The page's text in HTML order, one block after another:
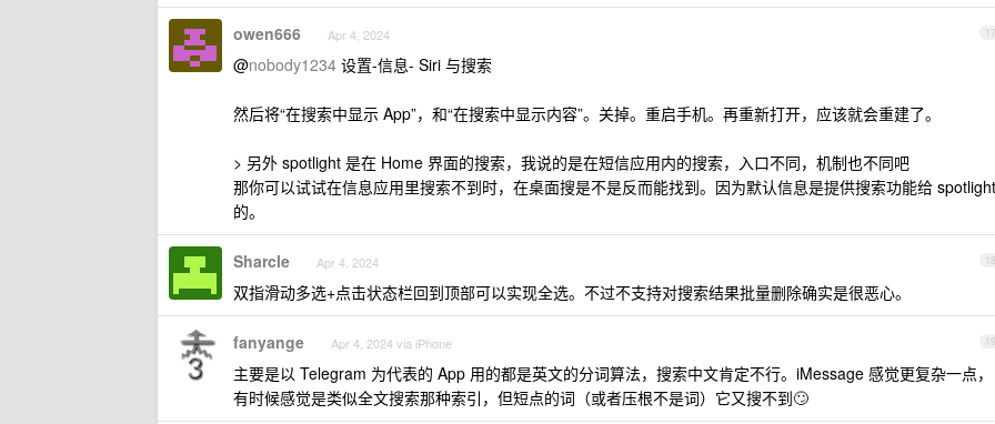
17
owen666 Apr 4, 2024
@nobody1234 设置-信息- Siri 与搜索
然后将“在搜索中显示 App”，和“在搜索中显示内容”。关掉。重启手机。再重新打开，应该就会重建了。
> 另外 spotlight 是在 Home 界面的搜索，我说的是在短信应用内的搜索，入口不同，机制也不同吧
那你可以试试在信息应用里搜索不到时，在桌面搜是不是反而能找到。因为默认信息是提供搜索功能给 spotlight
的。
18
Sharcle Apr 4, 2024
双指滑动多选+点击状态栏回到顶部可以实现全选。不过不支持对搜索结果批量删除确实是很恶心。
19
fanyange Apr 4, 2024 via iPhone
主要是以 Telegram 为代表的 App 用的都是英文的分词算法，搜索中文肯定不行。iMessage 感觉更复杂一点，
有时候感觉是类似全文搜索那种索引，但短点的词（或者压根不是词）它又搜不到🙄